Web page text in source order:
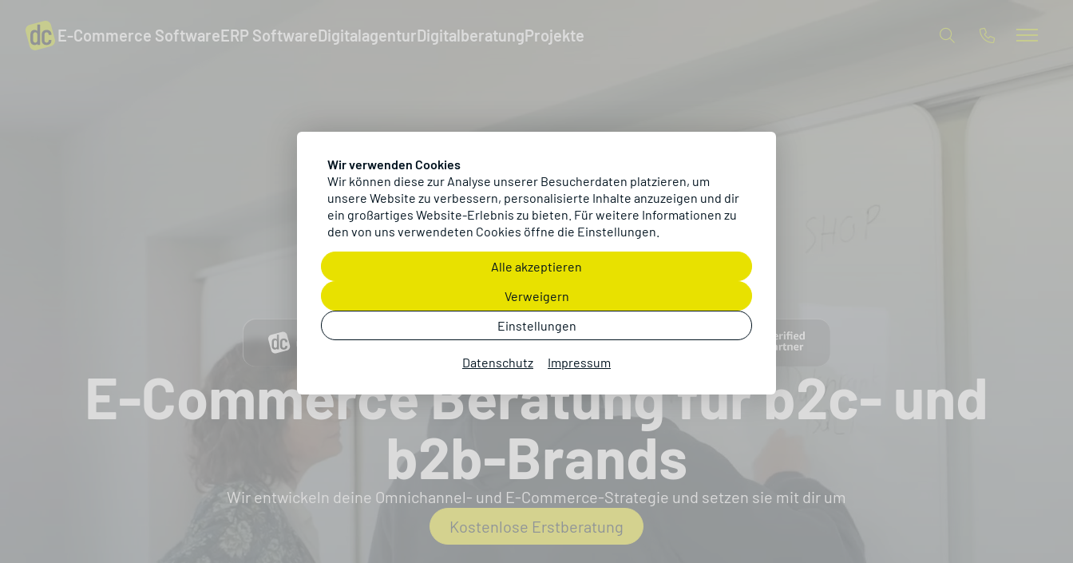
Wir verwenden Cookies
Wir können diese zur Analyse unserer Besucherdaten platzieren, um
unsere Website zu verbessern, personalisierte Inhalte anzuzeigen und dir
ein großartiges Website-Erlebnis zu bieten. Für weitere Informationen zu
den von uns verwendeten Cookies öffne die Einstellungen.
Alle akzeptieren
Verweigern
Einstellungen
Datenschutz Impressum
E-Commerce SoftwareERP SoftwareDigitalagenturDigitalberatungProjekte
E-Commerce Beratung für b2c- und
b2b-Brands
Wir entwickeln deine Omnichannel- und E-Commerce-Strategie und setzen sie mit dir um
Kostenlose Erstberatung